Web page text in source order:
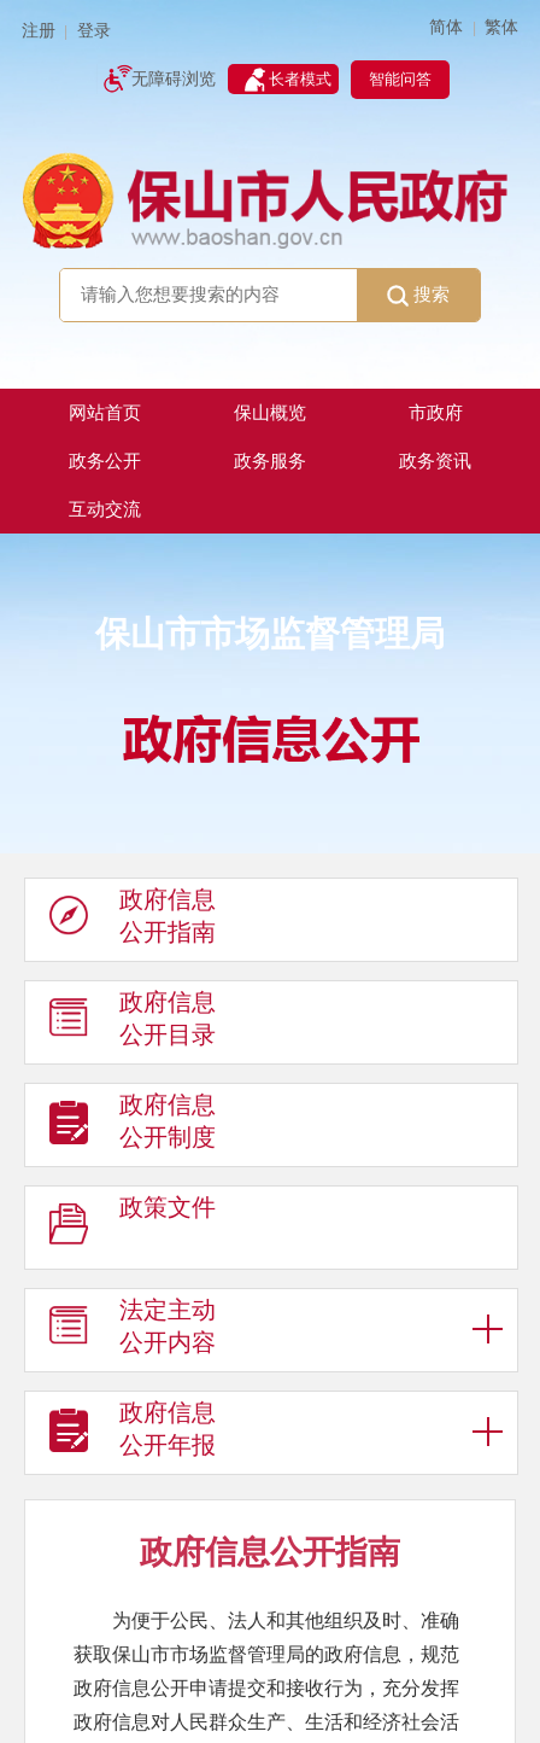
注册 登录 简体 | 繁体
无障碍浏览 长者模式 智能问答
搜索
网站首页 保山概览 市政府
政务公开 政务服务 政务资讯
互动交流
保山市市场监督管理局
政府信息
公开指南
政府信息
公开目录
政府信息
公开制度
政策文件
法定主动
公开内容
政府信息
公开年报
政府信息公开指南
为便于公民、法人和其他组织及时、准确
获取保山市市场监督管理局的政府信息，规范
政府信息公开申请提交和接收行为，充分发挥
政府信息对人民群众生产、生活和经济社会活